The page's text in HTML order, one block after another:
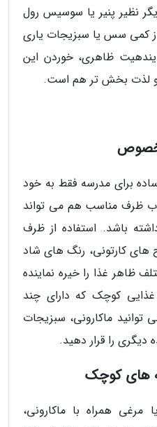
نظیر پنیر یا سوسیس رول
از کمی سس یا سبزیجات یاری
ظاهری، خوردن این
و لذت بخش تر هم است.
برای مدرسه فقط به خود
ظرف مناسب هم می تواند
باشد. استفاده از ظرف
کارتونی، رنگ های شاد
ظاهر غذا را خیره نماینده
کوچک که دارای چند
ماکارونی، سبزیجات
را قرار دهید.
های کوچک
همراه با ماکارونی،